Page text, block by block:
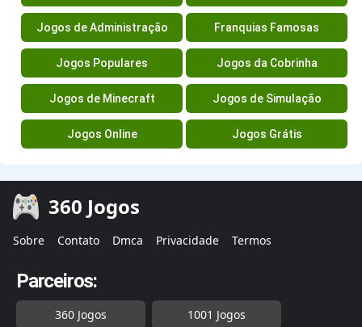
Jogos de Administração Franquias Famosas
Jogos Populares Jogos da Cobrinha
Jogos de Minecraft Jogos de Simulação
Jogos Online Jogos Grátis
360 Jogos
Sobre Contato Dmca Privacidade Termos
Parceiros:
360 Jogos 1001 Jogos